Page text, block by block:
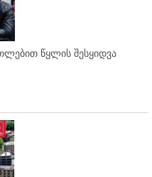
წყლის შესყიდვა